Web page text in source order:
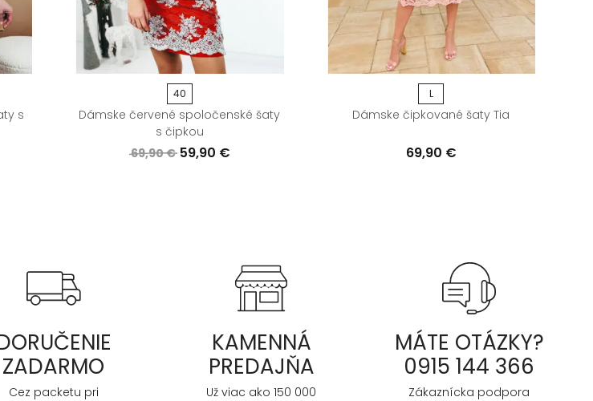
s
40
Dámske červené spoločenské šaty
s čipkou
69,90 € 59,90 €
L
Dámske čipkované šaty Tia
69,90 €
ZADARMO
Cez packetu pri
KAMENNÁ
PREDAJŇA
Už viac ako 150 000
MÁTE OTÁZKY?
0915 144 366
Zákaznícka podpora